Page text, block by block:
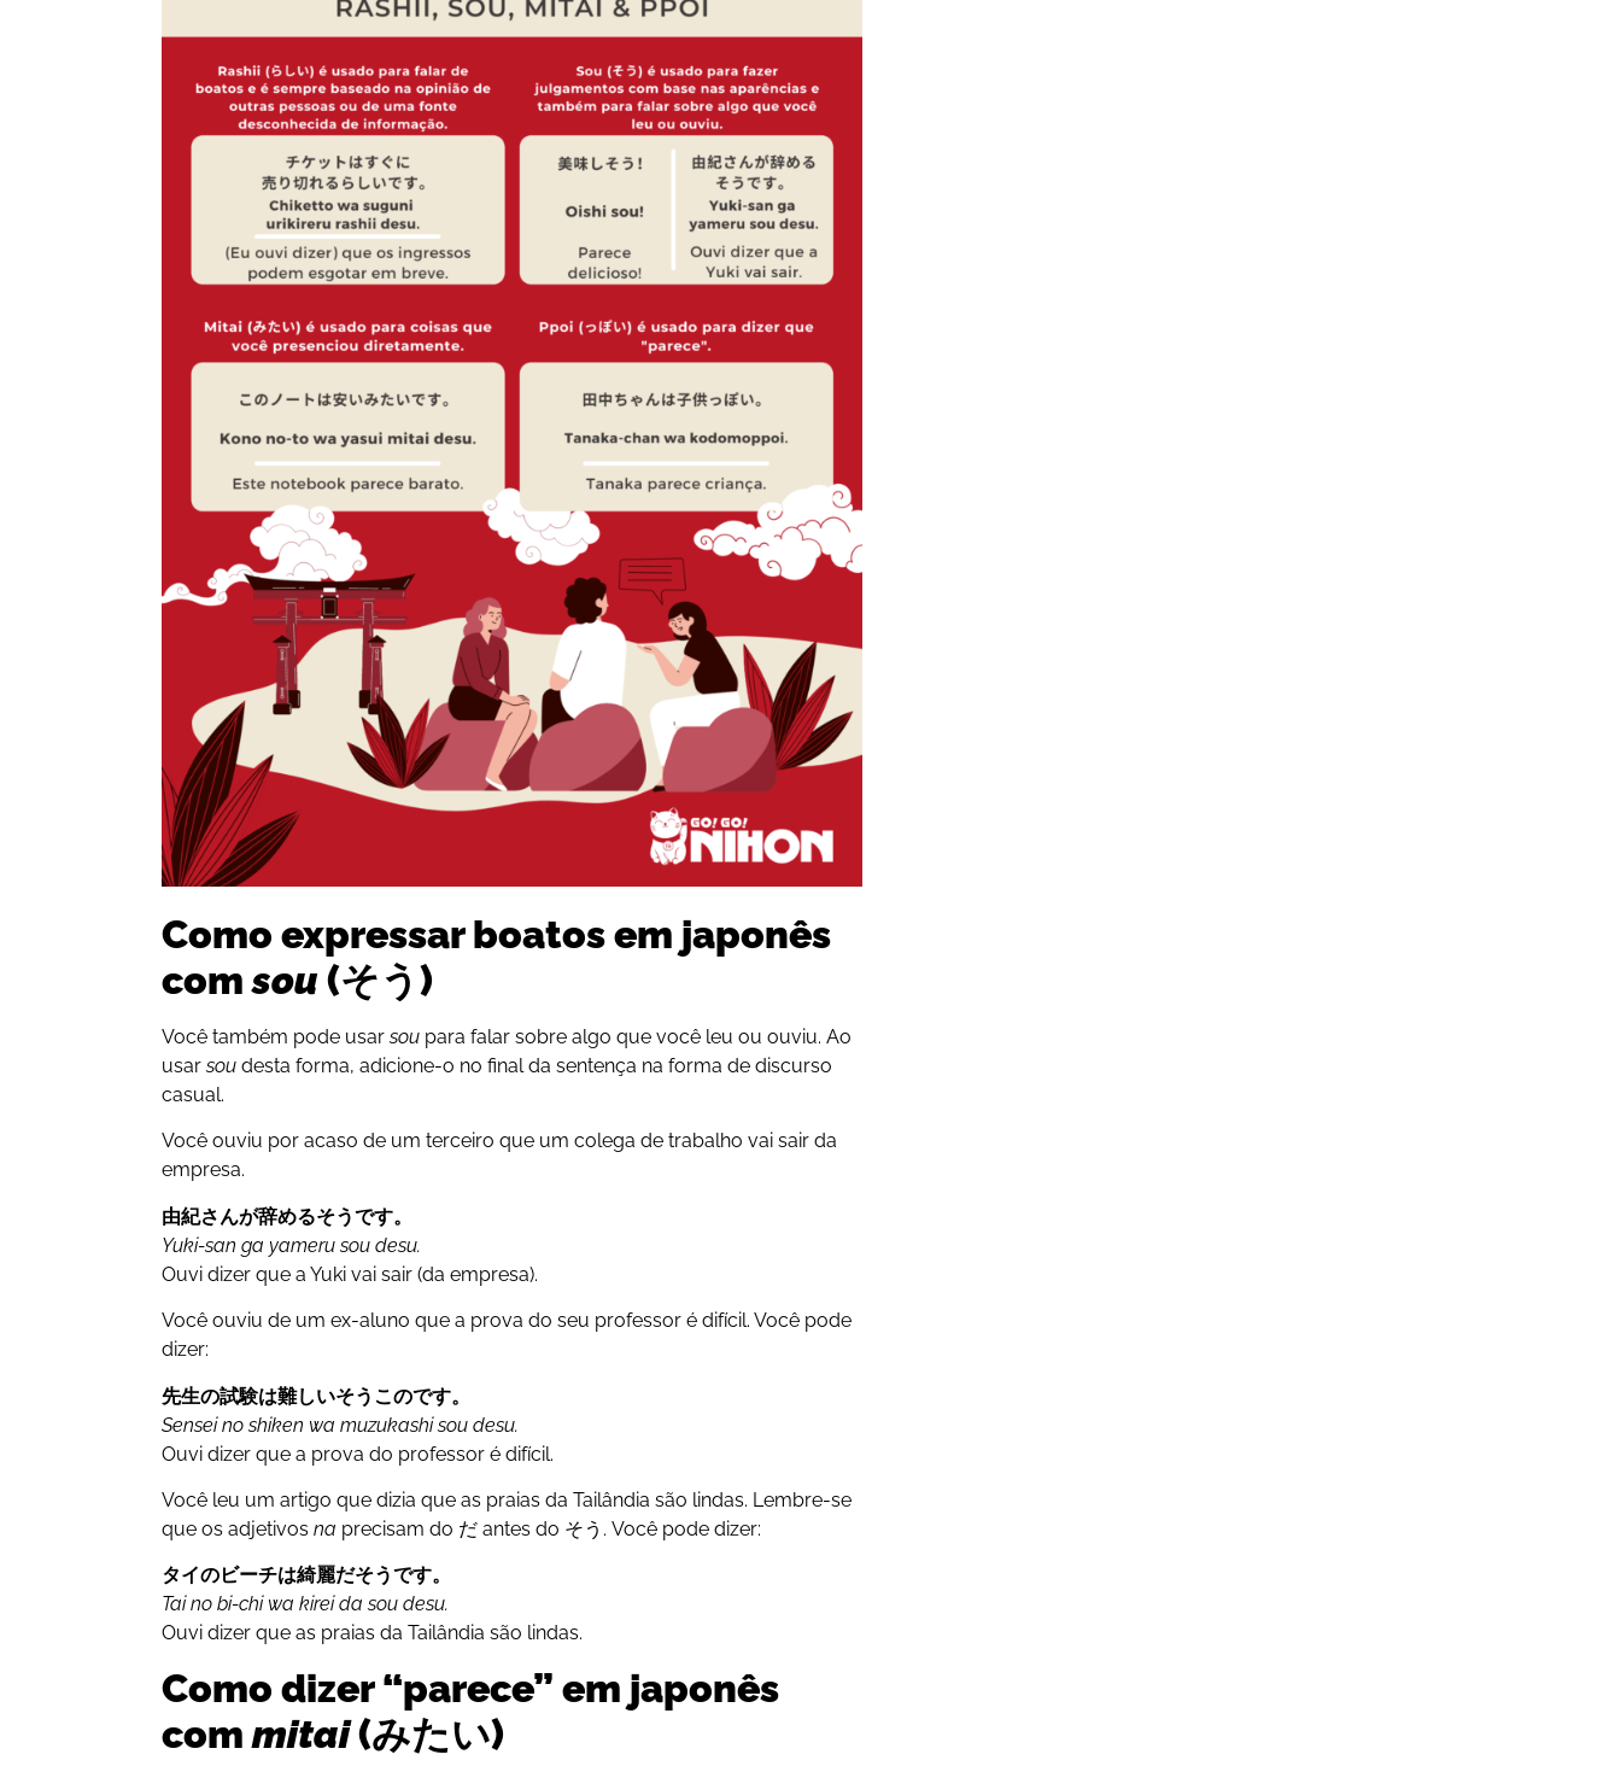
Como expressar boatos em japonês
comsou(そう)
Você também pode usarsou para falar sobre algo que você leu ou ouviu. Ao
usarsoudesta forma, adicione-o no final da sentença na forma de discurso
casual.
Você ouviu por acaso de um terceiro que um colega de trabalho vai sair da
empresa.
由紀さんが辞めるそうです。
Yuki-san ga yameru sou desu.
Ouvi dizer que a Yuki vai sair (da empresa).
Você ouviu de um ex-aluno que a prova do seu professor é difícil. Você pode
dizer:
先生の試験は難しいそうこのです。
Sensei no shiken wa muzukashi sou desu.
Ouvi dizer que a prova do professor é difícil.
Você leu um artigo que dizia que as praias da Tailândia são lindas. Lembre-se
que os adjetivosna precisam do だ antes do そう. Você pode dizer:
タイのビーチは綺麗だそうです。
Tai no bi-chi wa kirei da sou desu.
Ouvi dizer que as praias da Tailândia são lindas.
Como dizer “parece” em japonês
commitai(みたい)